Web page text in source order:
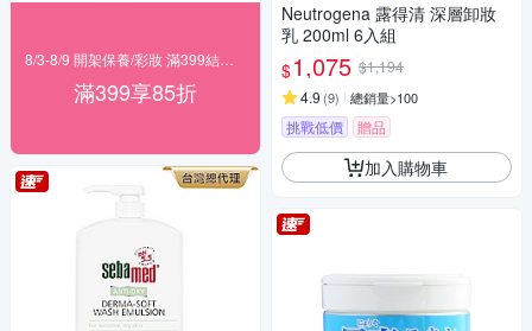
滿399享85折
Neutrogena 露得清 深層卸妝
乳 200ml 6入組
$1,075 $1,194
4.9 (9) 總銷量>100
挑戰低價 贈品
加入購物車